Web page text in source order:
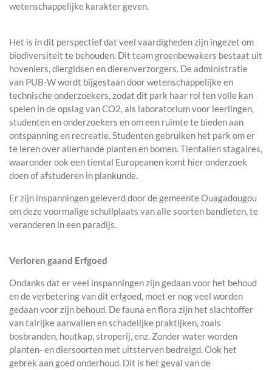
wetenschappelijke karakter geven.
Het is in dit perspectief dat veel vaardigheden zijn ingezet om
biodiversiteit te behouden. Dit team groenbewakers bestaat uit
hoveniers, diergidsen en dierenverzorgers. De administratie
van PUB-W wordt bijgestaan ​​door wetenschappelijke en
technische onderzoekers, zodat dit park haar rol ten volle kan
spelen in de opslag van CO2, als laboratorium voor leerlingen,
studenten en onderzoekers en om een ​ruimte te bieden aan
ontspanning en recreatie. Studenten gebruiken het park om er
te leren over allerhande planten en bomen. Tientallen stagaires,
waaronder ook een tiental Europeanen komt hier onderzoek
doen of afstuderen in plankunde.
Er zijn inspanningen geleverd door de gemeente Ouagadougou
om deze voormalige schuilplaats van alle soorten bandieten, te
veranderen in een paradijs.
Verloren gaand Erfgoed
Ondanks dat er veel inspanningen zijn gedaan voor het behoud
en de verbetering van dit erfgoed, moet er nog veel worden
gedaan voor zijn behoud. De fauna en flora zijn het slachtoffer
van talrijke aanvallen en schadelijke praktijken, zoals
bosbranden, houtkap, stroperij, enz. Zonder water worden
planten- en diersoorten met uitsterven bedreigd. Ook het
gebrek aan goed onderhoud. Dit is het geval van de